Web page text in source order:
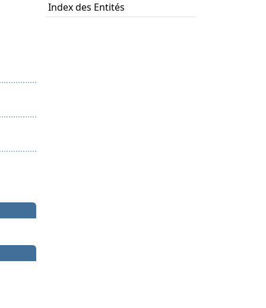
Index des Entités